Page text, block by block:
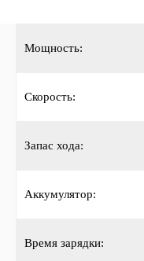
Мощность:
Скорость:
Запас хода:
Аккумулятор:
Время зарядки: